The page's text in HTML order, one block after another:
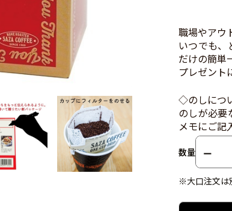
職場やアウ
いつでも、
だけの簡単
プレゼント
◇のしにつ
のしが必要
メモにご記
数量
※大口注文は